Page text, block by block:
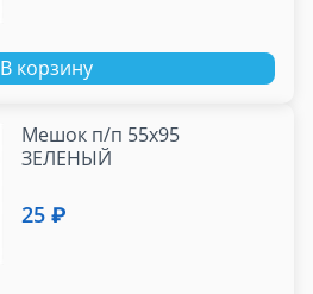
В корзину
Мешок п/п 55х95
ЗЕЛЕНЫЙ
25 ₽